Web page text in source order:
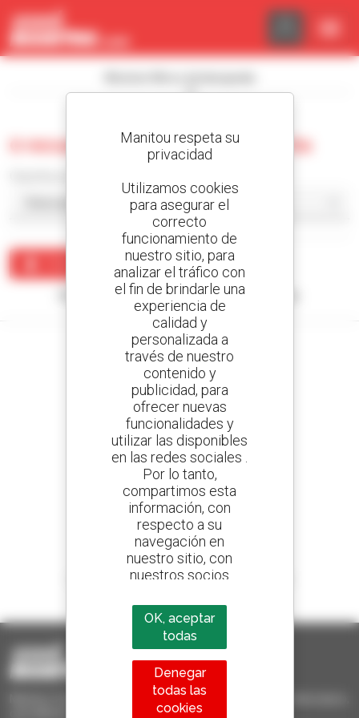
0 recuento cargadora compacta
Crear una alerta
Ningún resultado corresponde con su búsqueda.
Cree sus alertas
y reciba anuncios de equipos de ocasión
800 concesionarios
Manitou por todo el mundo
1 de cada 4 manipuladores telescópicos
Manitou Ocasión - Equipo de manutención de ocasión: telescópico,
carretilla de mástil, plataforma elevadora
Panel de gestión de cookies
Manitou respeta su
privacidad
Utilizamos cookies
para asegurar el
correcto
funcionamiento de
nuestro sitio, para
analizar el tráfico con
el fin de brindarle una
experiencia de
calidad y
personalizada a
través de nuestro
contenido y
publicidad, para
ofrecer nuevas
funcionalidades y
utilizar las disponibles
en las redes sociales .
Por lo tanto,
compartimos esta
información, con
respecto a su
navegación en
nuestro sitio, con
nuestros socios
publicitarios y de
redes sociales
OK, aceptar
todas
Denegar
todas las
cookies